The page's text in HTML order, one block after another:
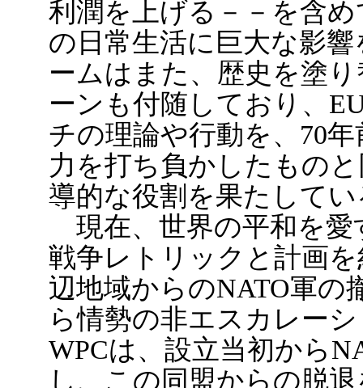
利潤を上げる－－を含
の日常生活に巨大な影
ームはまた、歴史を塗
ーンも付随しており、
チの理論や行動を、70
力を打ち負かしたもの
導的な役割を果たしてい
現在、世界の平和を愛
戦争レトリックと計画
辺地域からのNATO軍の
ら情勢の非エスカレー
WPCは、設立当初から
し、この同盟からの脱